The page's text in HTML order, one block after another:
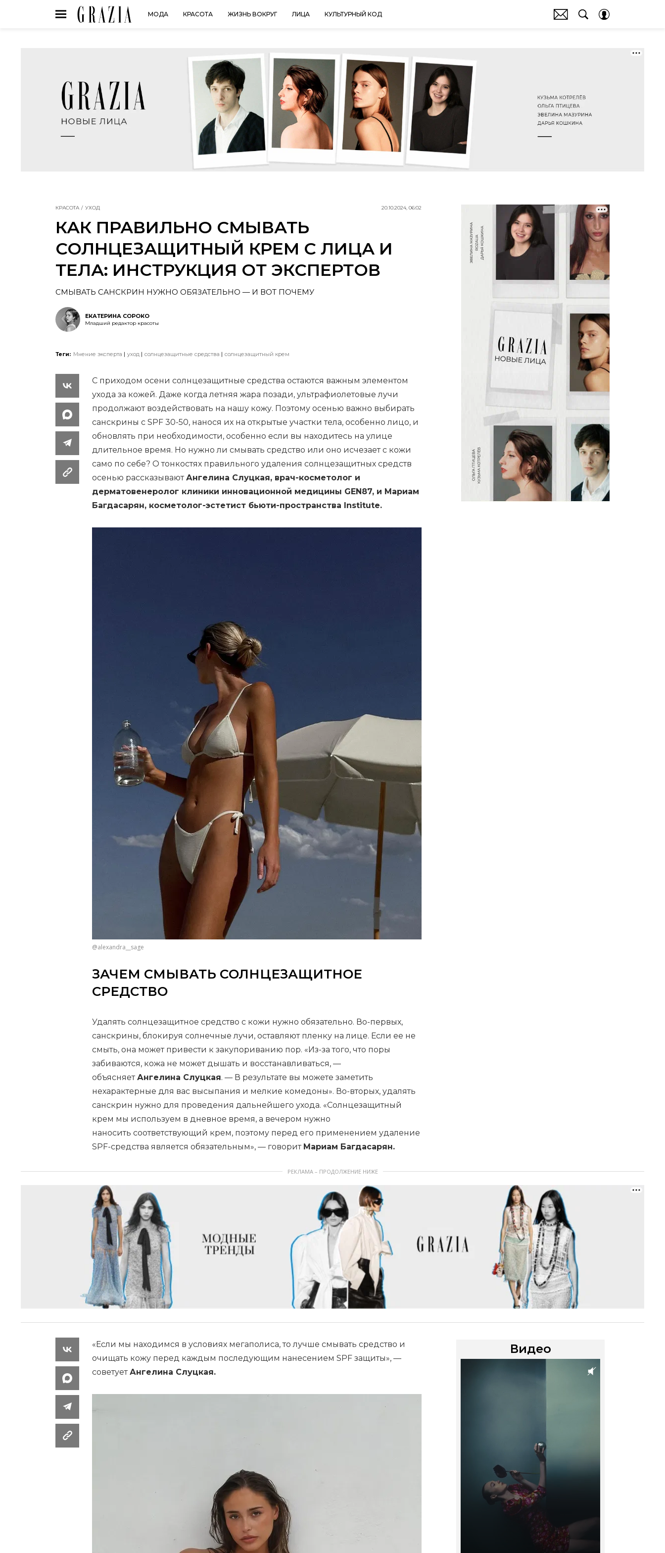
МОДА КРАСОТА ЖИЗНЬ ВОКРУГ ЛИЦА КУЛЬТУРНЫЙ КОД
КРАСОТА УХОД 20.10.2024, 06:02
КАК ПРАВИЛЬНО СМЫВАТЬ
СОЛНЦЕЗАЩИТНЫЙ КРЕМ С ЛИЦА И
ТЕЛА: ИНСТРУКЦИЯ ОТ ЭКСПЕРТОВ
СМЫВАТЬ САНСКРИН НУЖНО ОБЯЗАТЕЛЬНО — И ВОТ ПОЧЕМУ
ЕКАТЕРИНА СОРОКО
Младший редактор красоты
Теги: Мнение эксперта уход солнцезащитные средства солнцезащитный крем
С приходом осени солнцезащитные средства остаются важным элементом
ухода за кожей. Даже когда летняя жара позади, ультрафиолетовые лучи
продолжают воздействовать на нашу кожу. Поэтому осенью важно выбирать
санскрины с SPF 30-50, нанося их на открытые участки тела, особенно лицо, и
обновлять при необходимости, особенно если вы находитесь на улице
длительное время. Но нужно ли смывать средство или оно исчезает с кожи
само по себе? О тонкостях правильного удаления солнцезащитных средств
осенью рассказываютАнгелина Слуцкая, врач-косметолог и
дерматовенеролог клиники инновационной медицины GEN87, и Мариам
Багдасарян, косметолог-эстетист бьюти-пространства Institute.
@alexandra__sage
ЗАЧЕМ СМЫВАТЬ СОЛНЦЕЗАЩИТНОЕ
СРЕДСТВО
Удалять солнцезащитное средство с кожи нужно обязательно. Во-первых,
санскрины, блокируя солнечные лучи, оставляют пленку на лице. Если ее не
смыть, она может привести к закупориванию пор. «Из-за того, что поры
забиваются, кожа не может дышать и восстанавливаться, —
объясняетАнгелина Слуцкая. — В результате вы можете заметить
нехарактерные для вас высыпания и мелкие комедоны». Во-вторых, удалять
санскрин нужно для проведения дальнейшего ухода. «Солнцезащитный
крем мы используем в дневное время, а вечером нужно
наносить соответствующий крем, поэтому перед его применением удаление
SPF-средства является обязательным», — говорит Мариам Багдасарян.
РЕКЛАМА – ПРОДОЛЖЕНИЕ НИЖЕ
«Если мы находимся в условиях мегаполиса, то лучше смывать средство и
очищать кожу перед каждым последующим нанесением SPF защиты», —
советуетАнгелина Слуцкая.